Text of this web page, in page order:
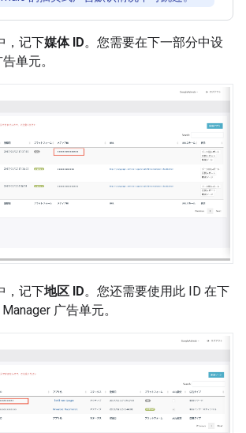
，记下媒体 ID。您需要在下一部分中设
单元。
，记下地区 ID。您还需要使用此 ID 在下
广告单元。